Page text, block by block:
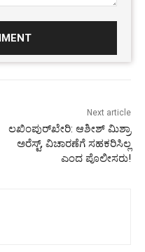
Next article
ಲಖಿಂಪುರ್‌ಖೇರಿ: ಆಶೀಶ್‌ ಮಿಶ್ರಾ
ಅರೆಸ್ಟ್‌, ವಿಚಾರಣೆಗೆ ಸಹಕರಿಸಿಲ್ಲ
ಎಂದ ಪೊಲೀಸರು!